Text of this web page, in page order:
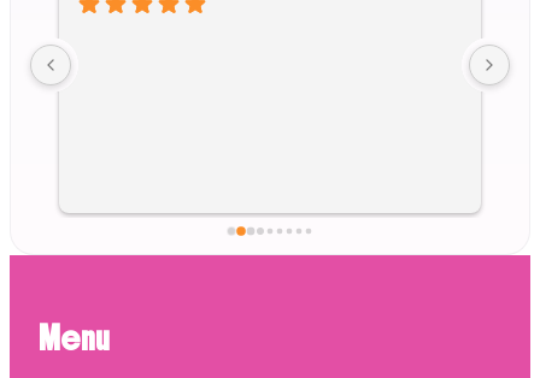
Menu